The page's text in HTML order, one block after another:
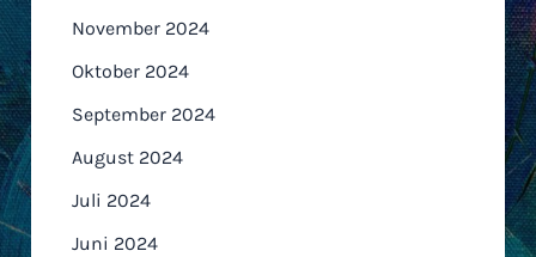
November 2024
Oktober 2024
September 2024
August 2024
Juli 2024
Juni 2024